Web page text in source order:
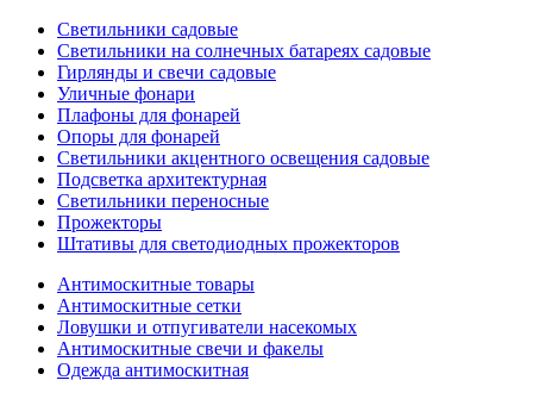
Светильники садовые
Светильники на солнечных батареях садовые
Гирлянды и свечи садовые
Уличные фонари
Плафоны для фонарей
Опоры для фонарей
Светильники акцентного освещения садовые
Подсветка архитектурная
Светильники переносные
Прожекторы
Штативы для светодиодных прожекторов
Антимоскитные товары
Антимоскитные сетки
Ловушки и отпугиватели насекомых
Антимоскитные свечи и факелы
Одежда антимоскитная